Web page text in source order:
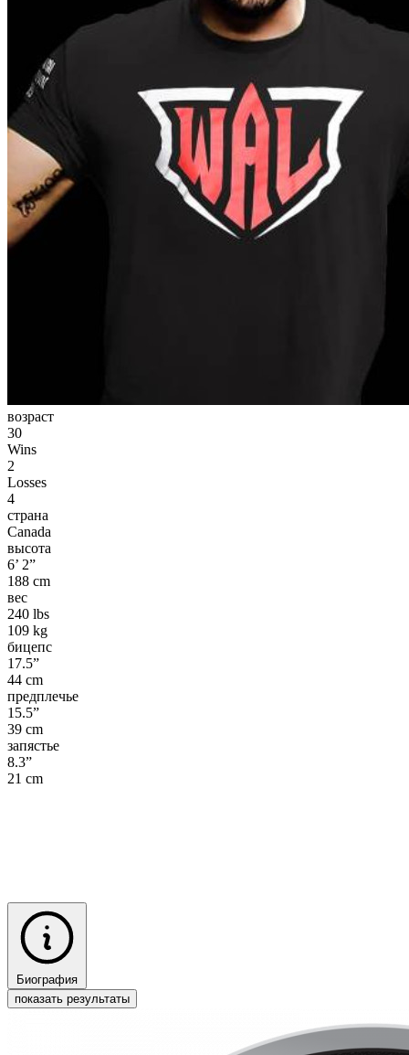
возраст
30
Wins
2
Losses
4
страна
Canada
высота
6’ 2”
188 cm
вес
240 lbs
109 kg
бицепс
17.5”
44 cm
предплечье
15.5”
39 cm
запястье
8.3”
21 cm
Биография
показать результаты